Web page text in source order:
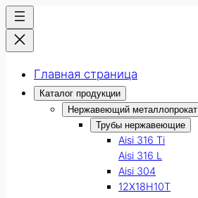
Главная страница
Каталог продукции
Нержавеющий металлопрокат
Трубы нержавеющие
Aisi 316 Ti
Aisi 316 L
Aisi 304
12Х18Н10Т